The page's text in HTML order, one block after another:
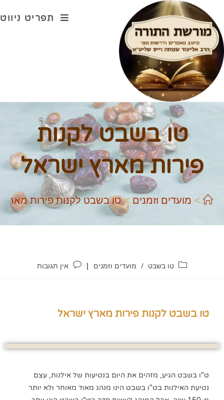
תפריט ניווט
טו בשבט לקנות
פירות מארץ ישראל
> מועדים וזמנים > טו בשבט לקנות פירות
טו בשבט / מועדים וזמנים אין תגובות
טו בשבט לקנות פירות מארץ ישראל
ט"ו בשבט הגיע, מזהים את היום בנטיעות של אילנות, עצם
נטיעת האילנות בט"ו בשבט הינו מנהג מאוד מאוחר ולא יותר